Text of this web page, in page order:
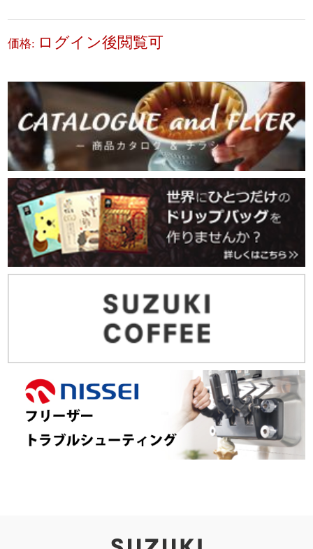
価格: ログイン後閲覧可